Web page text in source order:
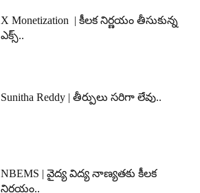
X Monetization | కీలక నిర్ణయం తీసుకున్న
ఎక్స్..
Sunitha Reddy | తీర్పులు సరిగా లేవు..
NBEMS | వైద్య విద్య నాణ్యతకు కీలక
నిర్ణయం..